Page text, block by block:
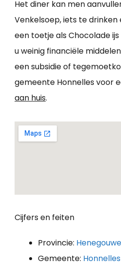
Het diner kan men
Venkelsoep, iets te
een toetje als Chocolade
u weinig financiële
een subsidie of
gemeente Honnelles voor
aan huis.
Cijfers en feiten
Provincie:
Gemeente: Honnelles